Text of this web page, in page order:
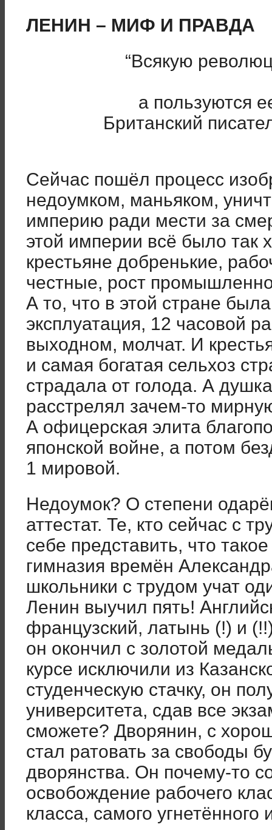
ЛЕНИН – МИФ И ПРАВДА
“Всякую
а пользуются
Британский
Сейчас пошёл процесс
недоумком, маньяком,
империю ради мести за
этой империи всё было так
крестьяне добренькие,
честные, рост
А то, что в этой стране
эксплуатация, 12 часовой
выходном, молчат. И
и самая богатая сельхоз
страдала от голода. А
расстрелял зачем-то
А офицерская элита
японской войне, а потом
1 мировой.
Недоумок? О степени
аттестат. Те, кто сейчас с
себе представить, что
гимназия времён
школьники с трудом учат
Ленин выучил пять!
французский, латынь (!) и
он окончил с золотой
курсе исключили из
студенческую стачку, он
университета, сдав все
сможете? Дворянин, с
стал ратовать за свободы
дворянства. Он почему-то
освобождение рабочего
класса, самого угнетённого